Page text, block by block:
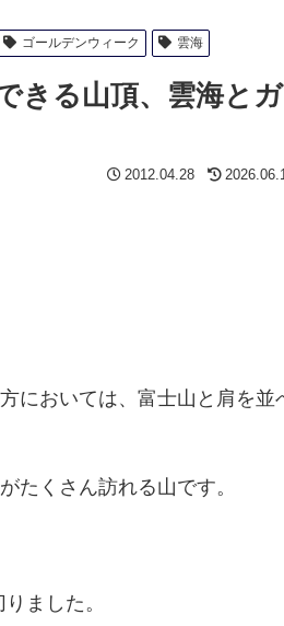
ゴールデンウィーク 雲海
きる山頂、雲海とガ
2012.04.28
においては、富士山と肩を並
たくさん訪れる山です。
ました。